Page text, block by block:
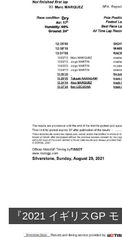
『2021 イギリスGP モ